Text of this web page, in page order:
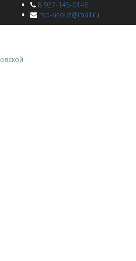
8 927-145-0146
rsp-asouz@mail.ru